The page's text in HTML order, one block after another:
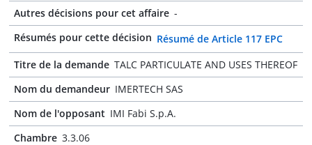
Autres décisions pour cet affaire -
Résumés pour cette décision Résumé de Article 117 EPC
Titre de la demande TALC PARTICULATE AND USES THEREOF
Nom du demandeur IMERTECH SAS
Nom de l'opposant IMI Fabi S.p.A.
Chambre 3.3.06